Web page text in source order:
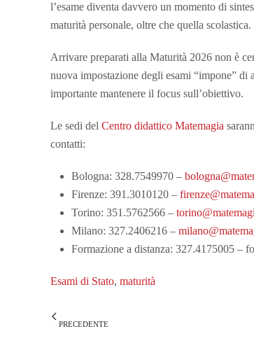
l’esame diventa davvero un momento di
maturità personale, oltre che quella scolastica.
Arrivare preparati alla Maturità 2026 non è
nuova impostazione degli esami “impone” di
importante mantenere il focus sull’obiettivo.
Le sedi del Centro didattico Matemagia
contatti:
Bologna: 328.7549970 –
Firenze: 391.3010120 –
Torino: 351.5762566 –
Milano: 327.2406216 –
Formazione a distanza: 327.4175005 –
Esami di Stato, maturità
PRECEDENTE